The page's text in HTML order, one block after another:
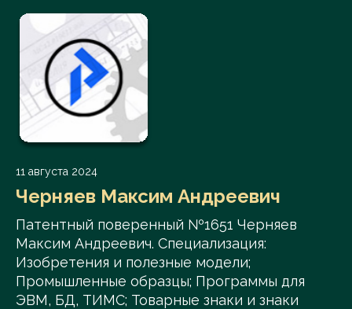
11 августа 2024
Черняев Максим Андреевич
Патентный поверенный №1651 Черняев
Максим Андреевич. Специализация:
Изобретения и полезные модели;
Промышленные образцы; Программы для
ЭВМ, БД, ТИМС; Товарные знаки и знаки